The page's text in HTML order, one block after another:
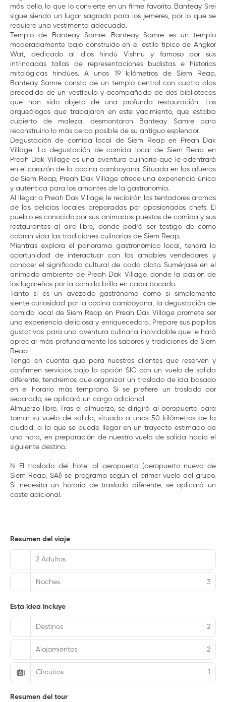
más bello, lo que lo convierte en un firme favorito. Banteay Srei
sigue siendo un lugar sagrado para los jemeres, por lo que se
requiere una vestimenta adecuada.
Templo de Banteay Samre: Banteay Samre es un templo
moderadamente bajo construido en el estilo típico de Angkor
Wat, dedicado al dios hindú Vishnu y famoso por sus
intrincadas tallas de representaciones budistas e historias
mitológicas hindúes. A unos 19 kilómetros de Siem Reap,
Banteay Samre consta de un templo central con cuatro alas
precedido de un vestíbulo y acompañado de dos bibliotecas
que han sido objeto de una profunda restauración. Los
arqueólogos que trabajaron en este yacimiento, que estaba
cubierto de maleza, desmontaron Banteay Samre para
reconstruirlo lo más cerca posible de su antiguo esplendor.
Degustación de comida local de Siem Reap en Preah Dak
Village: La degustación de comida local de Siem Reap en
Preah Dak Village es una aventura culinaria que le adentrará
en el corazón de la cocina camboyana. Situada en las afueras
de Siem Reap, Preah Dak Village ofrece una experiencia única
y auténtica para los amantes de la gastronomía.
Al llegar a Preah Dak Village, le recibirán los tentadores aromas
de las delicias locales preparadas por apasionados chefs. El
pueblo es conocido por sus animados puestos de comida y sus
restaurantes al aire libre, donde podrá ser testigo de cómo
cobran vida las tradiciones culinarias de Siem Reap.
Mientras explora el panorama gastronómico local, tendrá la
oportunidad de interactuar con los amables vendedores y
conocer el significado cultural de cada plato. Sumérjase en el
animado ambiente de Preah Dak Village, donde la pasión de
los lugareños por la comida brilla en cada bocado.
Tanto si es un avezado gastrónomo como si simplemente
siente curiosidad por la cocina camboyana, la degustación de
comida local de Siem Reap en Preah Dak Village promete ser
una experiencia deliciosa y enriquecedora. Prepare sus papilas
gustativas para una aventura culinaria inolvidable que le hará
apreciar más profundamente los sabores y tradiciones de Siem
Reap.
Tenga en cuenta que para nuestros clientes que reserven y
confirmen servicios bajo la opción SIC con un vuelo de salida
diferente, tendremos que organizar un traslado de ida basado
en el horario más temprano. Si se prefiere un traslado por
separado, se aplicará un cargo adicional.
Almuerzo libre. Tras el almuerzo, se dirigirá al aeropuerto para
tomar su vuelo de salida, situado a unos 50 kilómetros de la
ciudad, a la que se puede llegar en un trayecto estimado de
una hora, en preparación de nuestro vuelo de salida hacia el
siguiente destino.
N El traslado del hotel al aeropuerto (aeropuerto nuevo de
Siem Reap, SAI) se programa según el primer vuelo del grupo.
Si necesita un horario de traslado diferente, se aplicará un
coste adicional.
Resumen del viaje
2 Adultos
Noches 3
Esta idea incluye
Destinos 2
Alojamientos 2
Circuitos 1
Resumen del tour